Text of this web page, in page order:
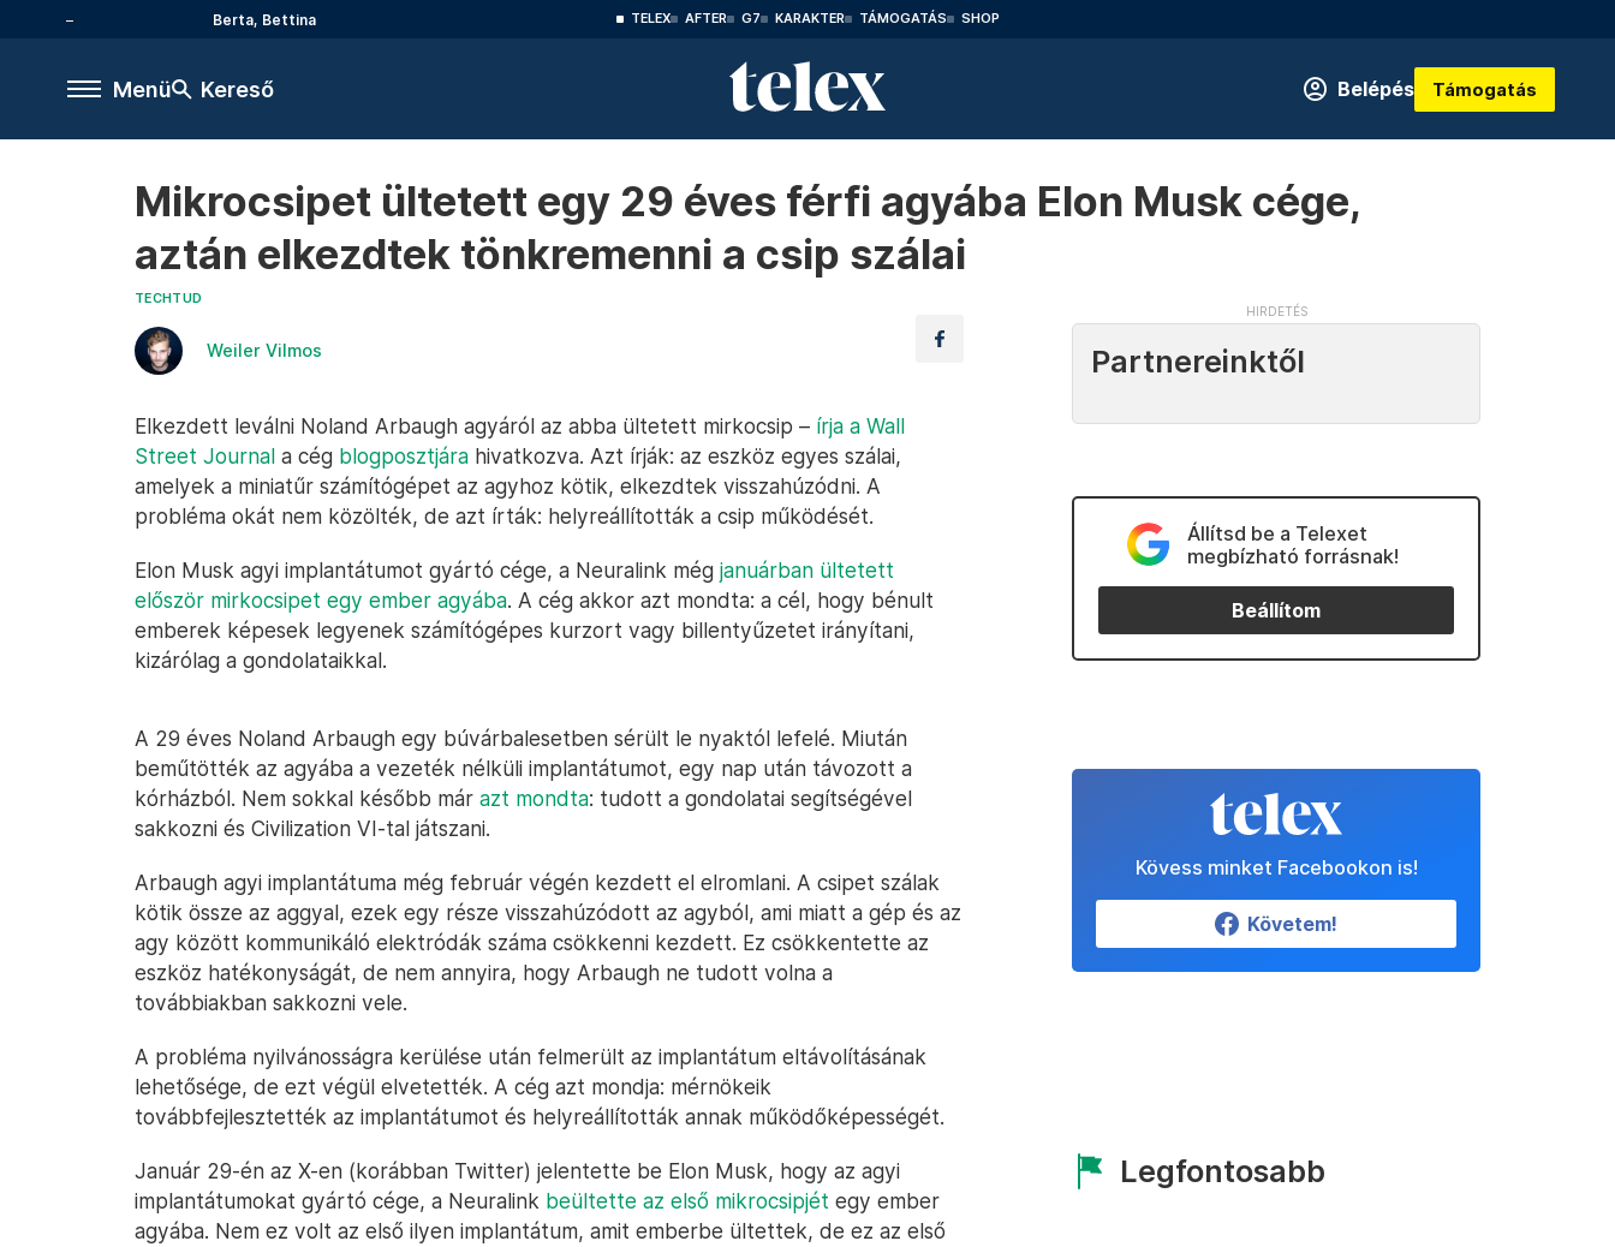
Berta, Bettina TELEX AFTER G7 KARAKTER TÁMOGATÁS SHOP
Menü Kereső Belépés Támogatás
Mikrocsipet ültetett egy 29 éves férfi agyába Elon Musk cége,
aztán elkezdtek tönkremenni a csip szálai
TECHTUD
Weiler Vilmos
Elkezdett leválni Noland Arbaugh agyáról az abba ültetett mirkocsip – írja a Wall
Street Journal a cég blogposztjára hivatkozva. Azt írják: az eszköz egyes szálai,
amelyek a miniatűr számítógépet az agyhoz kötik, elkezdtek visszahúzódni. A
probléma okát nem közölték, de azt írták: helyreállították a csip működését.
Elon Musk agyi implantátumot gyártó cége, a Neuralink még januárban ültetett
először mirkocsipet egy ember agyába. A cég akkor azt mondta: a cél, hogy bénult
emberek képesek legyenek számítógépes kurzort vagy billentyűzetet irányítani,
kizárólag a gondolataikkal.
A 29 éves Noland Arbaugh egy búvárbalesetben sérült le nyaktól lefelé. Miután
beműtötték az agyába a vezeték nélküli implantátumot, egy nap után távozott a
kórházból. Nem sokkal később már azt mondta: tudott a gondolatai segítségével
sakkozni és Civilization VI-tal játszani.
Arbaugh agyi implantátuma még február végén kezdett el elromlani. A csipet szálak
kötik össze az aggyal, ezek egy része visszahúzódott az agyból, ami miatt a gép és az
agy között kommunikáló elektródák száma csökkenni kezdett. Ez csökkentette az
eszköz hatékonyságát, de nem annyira, hogy Arbaugh ne tudott volna a
továbbiakban sakkozni vele.
A probléma nyilvánosságra kerülése után felmerült az implantátum eltávolításának
lehetősége, de ezt végül elvetették. A cég azt mondja: mérnökeik
továbbfejlesztették az implantátumot és helyreállították annak működőképességét.
Január 29-én az X-en (korábban Twitter) jelentette be Elon Musk, hogy az agyi
implantátumokat gyártó cége, a Neuralink beültette az első mikrocsipjét egy ember
agyába. Nem ez volt az első ilyen implantátum, amit emberbe ültettek, de ez az első
Partnereinktől
Állítsd be a Telexet
megbízható forrásnak!
Beállítom
Kövess minket Facebookon is!
Követem!
Legfontosabb